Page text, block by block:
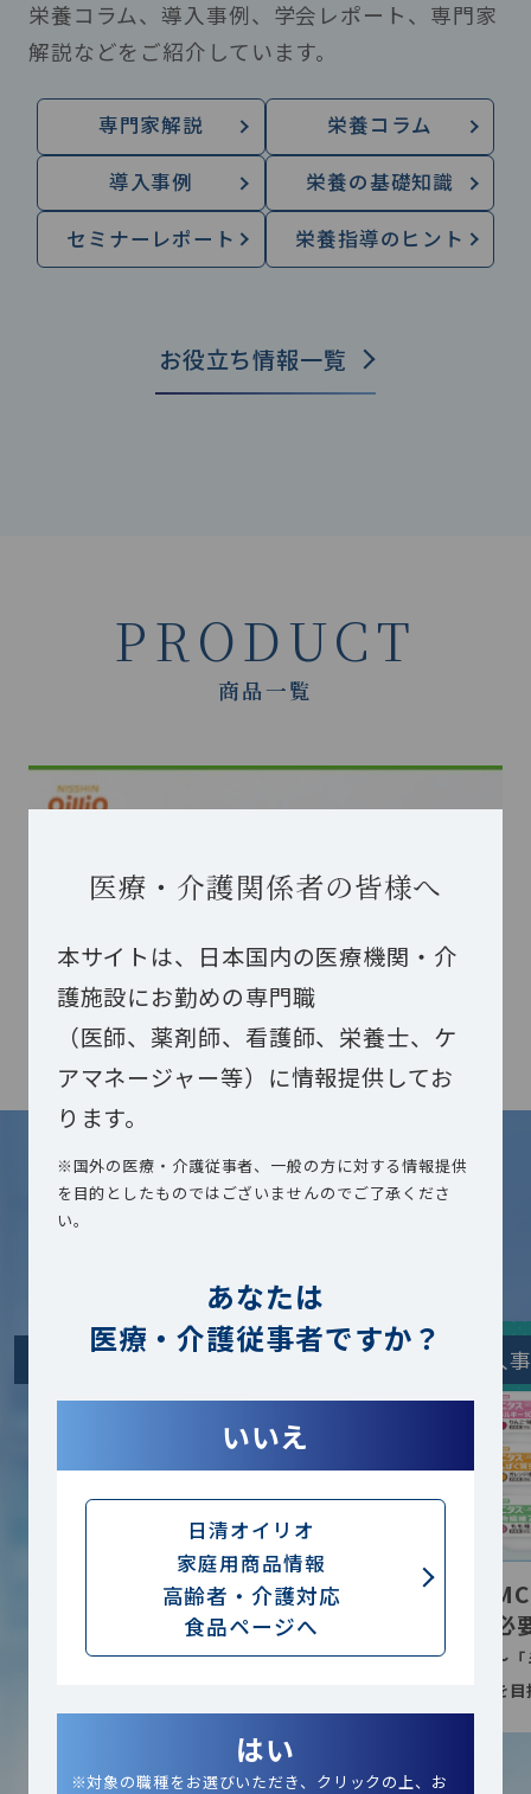
栄養コラム、導入事例、学会レポート、専門家
解説などをご紹介しています。
専門家解説
栄養コラム
導入事例
栄養の基礎知識
セミナーレポート
栄養指導のヒント
お役立ち情報一覧
PRODUCT
商品一覧
BEST COLUMN
専門家解説
グローバルコストの考え方に基づ
いた栄養管理
～栄養部門だけのコストにとらわれ過ぎて
導入
必
～
を
医療・介護関係者の皆様へ
本サイトは、日本国内の医療機関・介
護施設にお勤めの専門職
（医師、薬剤師、看護師、栄養士、ケ
アマネージャー等）に情報提供してお
ります。
※国外の医療・介護従事者、一般の方に対する情報提供
を目的としたものではございませんのでご了承くださ
い。
あなたは
医療・介護従事者ですか？
いいえ
日清オイリオ
家庭用商品情報
高齢者・介護対応
食品ページへ
はい
※対象の職種をお選びいただき、クリックの上、お